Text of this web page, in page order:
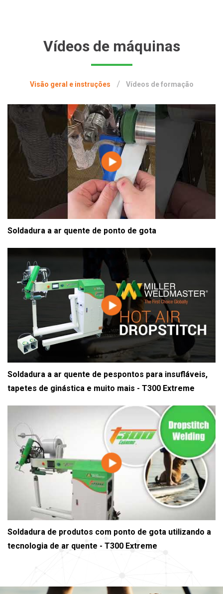
Vídeos de máquinas
Visão geral e instruções Vídeos de formação
Soldadura a ar quente de ponto de gota
Soldadura a ar quente de pespontos para insufláveis,
tapetes de ginástica e muito mais - T300 Extreme
Soldadura de produtos com ponto de gota utilizando a
tecnologia de ar quente - T300 Extreme